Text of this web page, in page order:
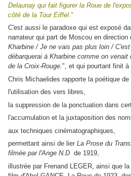
Delaunay qui fait figurer la Roue de
côté de la Tour Eiffel ."
C'est aussi le paradoxe qui est exposé
narrateur qui part de Moscou en direction
Kharbine / Je ne vais pas plus loin /
débarquerai à Kharbine comme on
de la Croix-Rouge.", et qui pourtant finit à
Chris Michaelides rapporte la poétique de
l'utilisation des vers libres,
la suppression de la ponctuation dans
l'accumulation et la juxtaposition des
aux techniques cinématographiques,
permettant ainsi de lier La Prose du
filmée par l'Ange N.D de 1919,
illustrée par Frenand LEGER, ainsi que